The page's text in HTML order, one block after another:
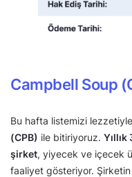
Campbell Soup
Bu hafta listemizi
(CPB) ile bitiriyoruz.
şirket, yiyecek ve içecek
faaliyet gösteriyor.